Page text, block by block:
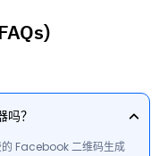
？
Facebook 二维码生成